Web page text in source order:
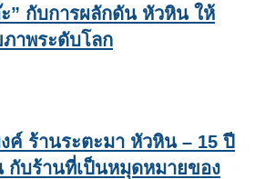
” กับการผลักดัน หัวหิน ให้
ภาพระดับโลก
ร้านระตะมา หัวหิน – 15 ปี
กับร้านที่เป็นหมุดหมายของ